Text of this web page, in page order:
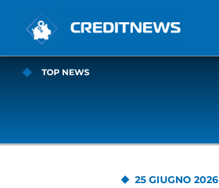
TOP NEWS
25 GIUGNO 2026